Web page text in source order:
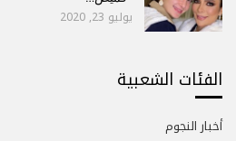
يوليو 23, 2020
الفئات الشعبية
أخبار النجوم